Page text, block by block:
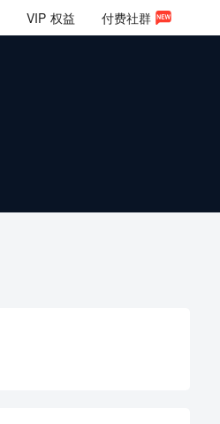
VIP 权益 付费社群